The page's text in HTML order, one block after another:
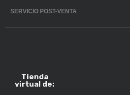
SERVICIO POST-VENTA
Tienda
virtual de: